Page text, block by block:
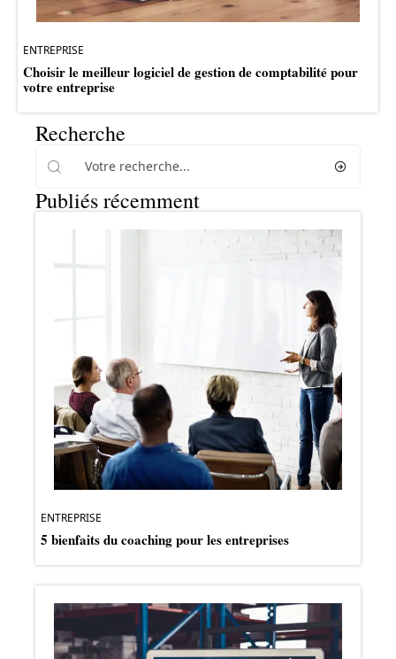
ENTREPRISE
Choisir le meilleur logiciel de gestion de comptabilité pour
votre entreprise
Recherche
Publiés récemment
ENTREPRISE
5 bienfaits du coaching pour les entreprises